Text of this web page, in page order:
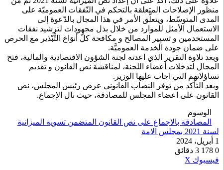
منظور الإصلاحات المتعلقة بالتحكم في النّفقات العموميّة على
المدى المتوسّط، ويتعلَّق الأمر في هذا المجال بالدّعوة إلى
الاستعمال الأمثل للموارد من خلال بذل مجهودات لترشيد نفقات
المستخدمين و تسيِير المصالح و مكافحة كلّ أَنوَاع التَّبْذير مع الحرص
على ضمان جودة الخدمة العموميَّة.
وبعد تلاوة التقرير الذي اعدته لجنة الشؤون الاقتصادية والمالية، فتح
المجال لتدخلات أعضاء اللجنة، لمناقشة نص القانون و تقديم
تساؤلاتهم التي اجاب عليها الوزير.
وبعد التأكد من توفر النصاب القانوني عرض رئيس المجلس، نص
القانون على اعضاء المجلس للمصادقة، حيث نال الإجماع.
الوسوم
المصادقة بالاجماع على نص القانون المتضمن تسوية الميزانية
لسنة 2021 بمجلس الامة
1 أبريل، 2024
0
3 دقائق
فيسبوك ‫X